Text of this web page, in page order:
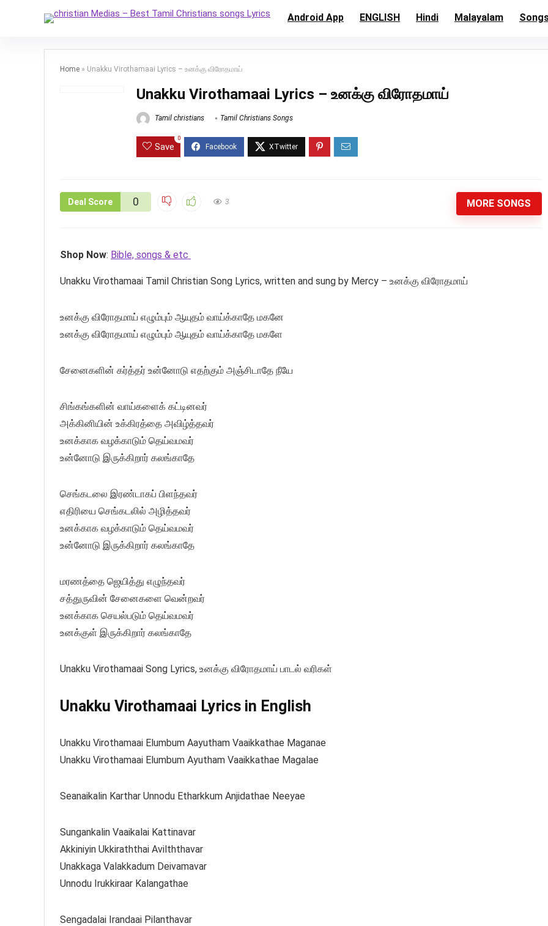
Android App ENGLISH Hindi Malayalam
Home » Unakku Virothamaai Lyrics – உனக்கு விரோதமாய்
Unakku Virothamaai Lyrics – உனக்கு விரோதமாய்
Tamil christians Tamil Christians Songs
Save
0
Deal Score 0 3 MORE SONGS
Shop Now: Bible, songs & etc
Unakku Virothamaai Tamil Christian Song Lyrics, written and sung by Mercy – உனக்கு விரோதமாய்
உனக்கு விரோதமாய் எழும்பும் ஆயுதம் வாய்க்காதே மகனே
உனக்கு விரோதமாய் எழும்பும் ஆயுதம் வாய்க்காதே மகளே
சேனைகளின் கர்த்தர் உன்னோடு எதற்கும் அஞ்சிடாதே நீயே
சிங்கங்களின் வாய்களைக் கட்டினவர்
அக்கினியின் உக்கிரத்தை அவிழ்த்தவர்
உனக்காக வழக்காடும் தெய்வமவர்
உன்னோடு இருக்கிறார் கலங்காதே
செங்கடலை இரண்டாகப் பிளந்தவர்
எதிரியை செங்கடலில் அழித்தவர்
உனக்காக வழக்காடும் தெய்வமவர்
உன்னோடு இருக்கிறார் கலங்காதே
மரணத்தை ஜெயித்து எழுந்தவர்
சத்துருவின் சேனைகளை வென்றவர்
உனக்காக செயல்படும் தெய்வமவர்
உனக்குள் இருக்கிறார் கலங்காதே
Unakku Virothamaai Song Lyrics, உனக்கு விரோதமாய் பாடல் வரிகள்
Unakku Virothamaai Lyrics in English
Unakku Virothamaai Elumbum Aayutham Vaaikkathae Maganae
Unakku Virothamaai Elumbum Ayutham Vaaikkathae Magalae
Seanaikalin Karthar Unnodu Etharkkum Anjidathae Neeyae
Sungankalin Vaaikalai Kattinavar
Akkiniyin Ukkiraththai Avilththavar
Unakkaga Valakkadum Deivamavar
Unnodu Irukkiraar Kalangathae
Sengadalai Irandaai Pilanthavar